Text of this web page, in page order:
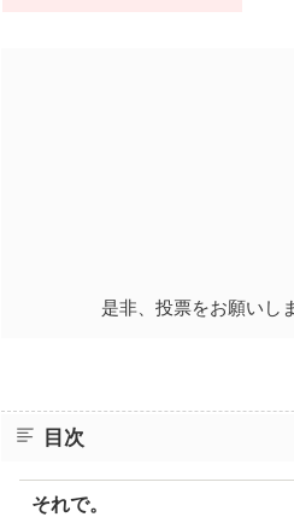
是非、投票をお願いし
目次
それで。